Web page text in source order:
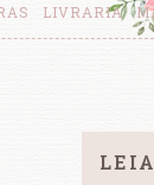
LIVRARIA